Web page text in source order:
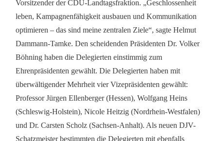
Vorsitzender der CDU-Landtagsfraktion. „Geschlossenheit
leben, Kampagnenfähigkeit ausbauen und Kommunikation
optimieren – das sind meine zentralen Ziele“, sagte Helmut
Dammann-Tamke. Den scheidenden Präsidenten Dr. Volker
Böhning haben die Delegierten einstimmig zum
Ehrenpräsidenten gewählt. Die Delegierten haben mit
überwältigender Mehrheit vier Vizepräsidenten gewählt:
Professor Jürgen Ellenberger (Hessen), Wolfgang Heins
(Schleswig-Holstein), Nicole Heitzig (Nordrhein-Westfalen)
und Dr. Carsten Scholz (Sachsen-Anhalt). Als neuen DJV-
Schatzmeister bestimmten die Delegierten mit ebenfalls